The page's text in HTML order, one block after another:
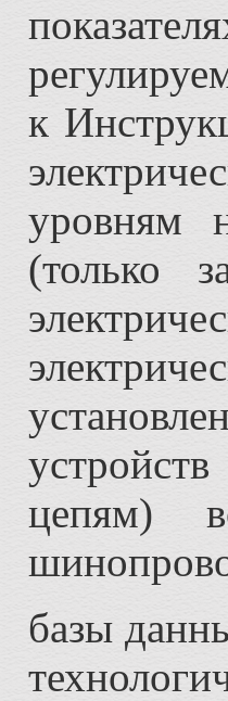
к
уровням
(только
цепям)
базы